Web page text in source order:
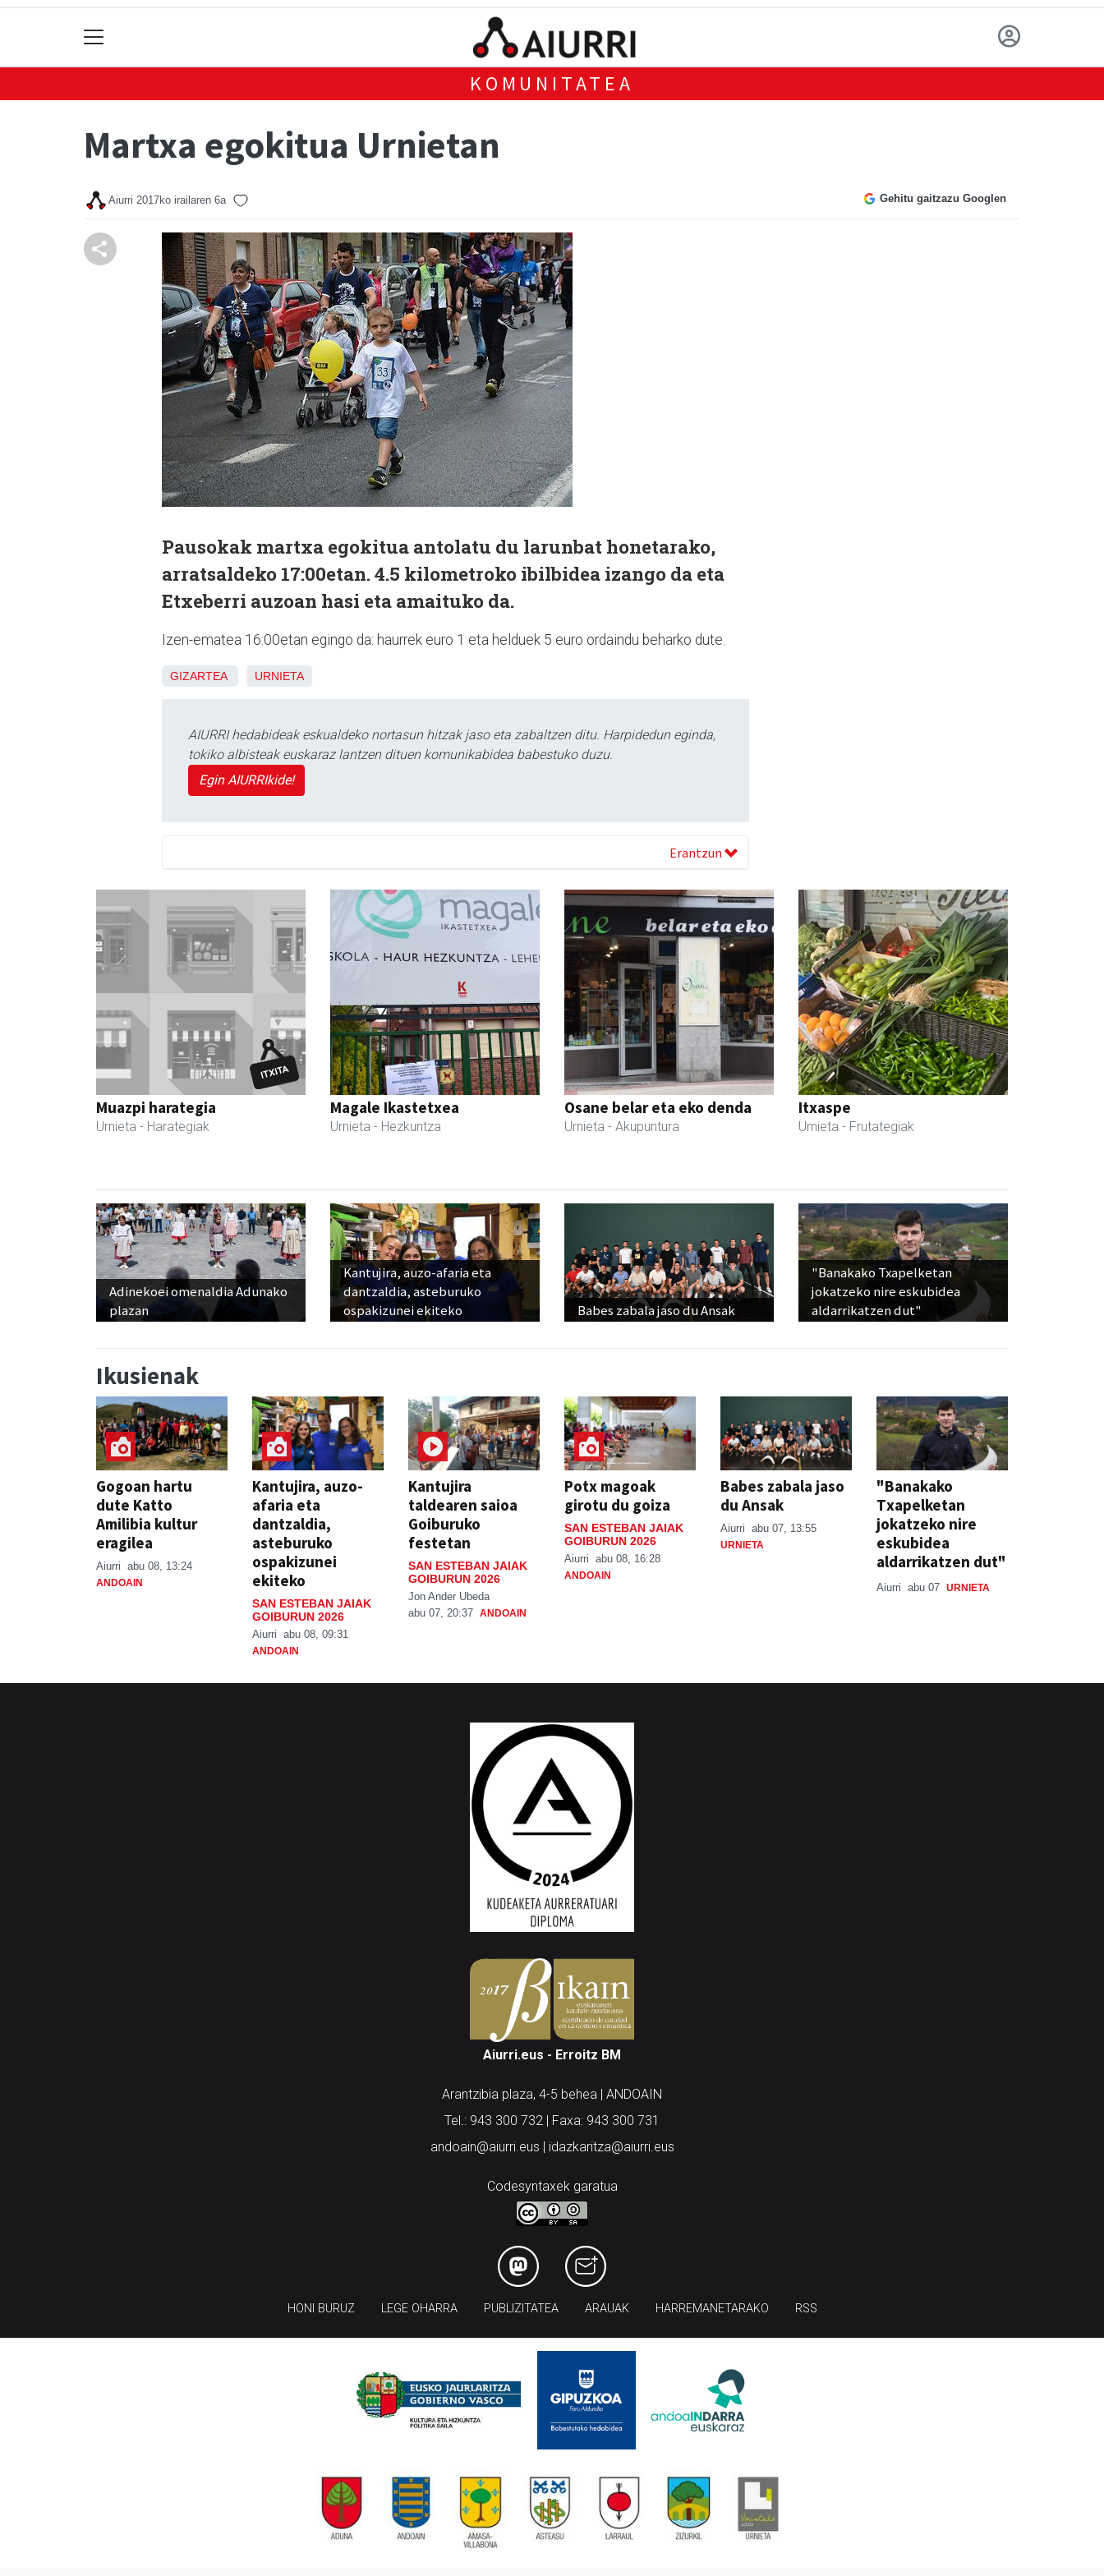
KOMUNITATEA
Martxa egokitua Urnietan
Aiurri 2017ko irailaren 6a Gehitu gaitzazu Googlen
Pausokak martxa egokitua antolatu du larunbat honetarako,
arratsaldeko 17:00etan. 4.5 kilometroko ibilbidea izango da eta
Etxeberri auzoan hasi eta amaituko da.
Izen-ematea 16:00etan egingo da: haurrek euro 1 eta helduek 5 euro ordaindu beharko dute.
GIZARTEA URNIETA
AIURRI hedabideak eskualdeko nortasun hitzak jaso eta zabaltzen ditu. Harpidedun eginda,
tokiko albisteak euskaraz lantzen dituen komunikabidea babestuko duzu.
Egin AIURRIkide!
Erantzun
Muazpi harategia
Urnieta - Harategiak
Magale Ikastetxea
Urnieta - Hezkuntza
Osane belar eta eko denda
Urnieta - Akupuntura
Itxaspe
Urnieta - Frutategiak
Adinekoei omenaldia Adunako
plazan
Kantujira, auzo-afaria eta
dantzaldia, asteburuko
ospakizunei ekiteko
Babes zabala jaso du Ansak
"Banakako Txapelketan
jokatzeko nire eskubidea
aldarrikatzen dut"
Ikusienak
Gogoan hartu
dute Katto
Amilibia kultur
eragilea
Aiurri abu 08, 13:24
ANDOAIN
Kantujira, auzo-
afaria eta
dantzaldia,
asteburuko
ospakizunei
ekiteko
SAN ESTEBAN JAIAK
GOIBURUN 2026
Aiurri abu 08, 09:31
ANDOAIN
Kantujira
taldearen saioa
Goiburuko
festetan
SAN ESTEBAN JAIAK
GOIBURUN 2026
Jon Ander Ubeda
abu 07, 20:37 ANDOAIN
Potx magoak
girotu du goiza
SAN ESTEBAN JAIAK
GOIBURUN 2026
Aiurri abu 08, 16:28
ANDOAIN
Babes zabala jaso
du Ansak
Aiurri abu 07, 13:55
URNIETA
"Banakako
Txapelketan
jokatzeko nire
eskubidea
aldarrikatzen dut"
Aiurri abu 07 URNIETA
Aiurri.eus - Erroitz BM
Arantzibia plaza, 4-5 behea | ANDOAIN
Tel.: 943 300 732 | Faxa: 943 300 731
andoain@aiurri.eus | idazkaritza@aiurri.eus
Codesyntaxek garatua
HONI BURUZ LEGE OHARRA PUBLIZITATEA ARAUAK HARREMANETARAKO RSS